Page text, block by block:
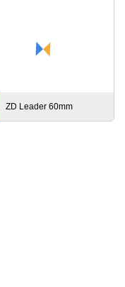
ZD Leader 60mm